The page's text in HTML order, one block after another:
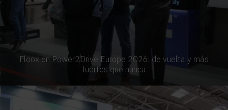
Floox en Power2Drive Europe 2026: de vuelta y más
fuertes que nunca